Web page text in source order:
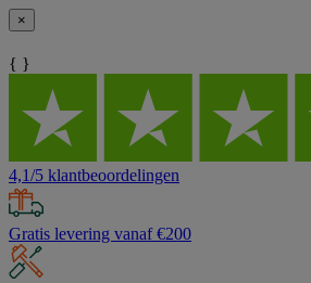
×
{ }
4,1/5 klantbeoordelingen
Gratis levering vanaf €200